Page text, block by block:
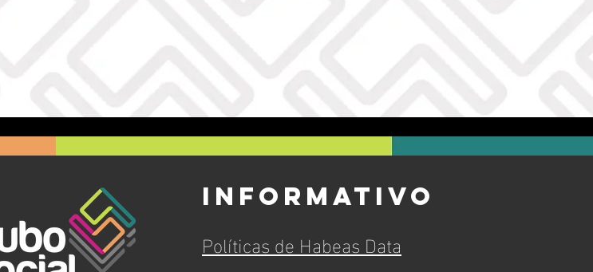
informativo
Políticas de Habeas Data